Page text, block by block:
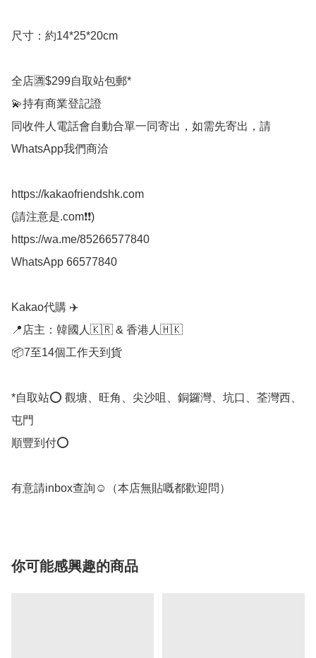
尺寸：約14*25*20cm
全店🈵$299自取站包郵*
💫持有商業登記證
同收件人電話會自動合單一同寄出，如需先寄出，請
WhatsApp我們商洽
https://kakaofriendshk.com
(請注意是.com❗❗)
https://wa.me/85266577840
WhatsApp 66577840
Kakao代購 ✈️
📍店主：韓國人🇰🇷 & 香港人🇭🇰
📦7至14個工作天到貨
*自取站⭕ 觀塘、旺角、尖沙咀、銅鑼灣、坑口、荃灣西、
屯門
順豐到付⭕
有意請inbox查詢☺️（本店無貼嘅都歡迎問） 
你可能感興趣的商品